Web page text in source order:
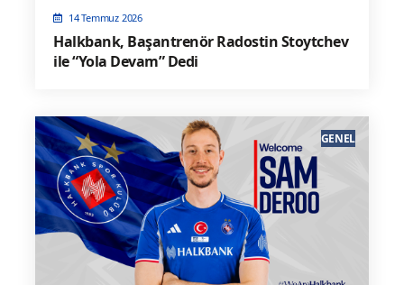
14 Temmuz 2026
Halkbank, Başantrenör Radostin Stoytchev
ile “Yola Devam” Dedi
GENEL